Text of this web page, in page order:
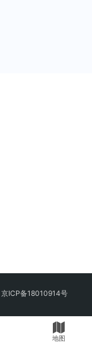
京ICP备18010914号
地图